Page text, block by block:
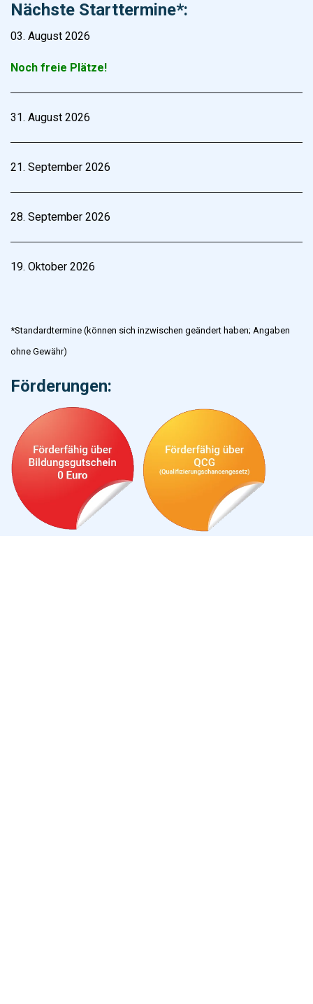
Nächste Starttermine*:
03. August 2026
Noch freie Plätze!
31. August 2026
21. September 2026
28. September 2026
19. Oktober 2026
*Standardtermine (können sich inzwischen geändert haben; Angaben
ohne Gewähr)
Förderungen: